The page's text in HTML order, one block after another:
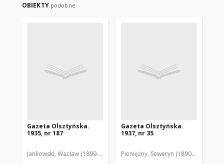
OBIEKTY podobne
Gazeta Olsztyńska.
1935, nr 187
Jankowski, Wacław (1899-1975). Red.
Gazeta Olsztyńska.
1937, nr 35
Pieniężny, Seweryn (1890-1940). Red.